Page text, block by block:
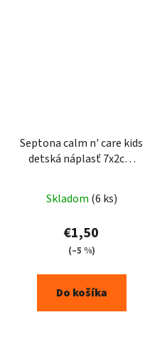
Septona calm n' care kids
detská náplasť 7x2cm
Skladom (6 ks)
€1,50
(–5 %)
Do košíka